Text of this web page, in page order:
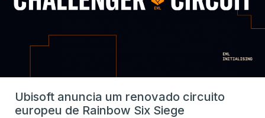
Ubisoft anuncia um renovado circuito
europeu de Rainbow Six Siege